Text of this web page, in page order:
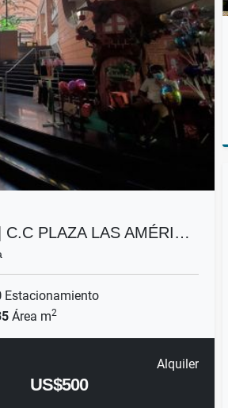
C.C PLAZA LAS AMÉRI…
Estacionamiento
Área m2
Alquiler
US$500